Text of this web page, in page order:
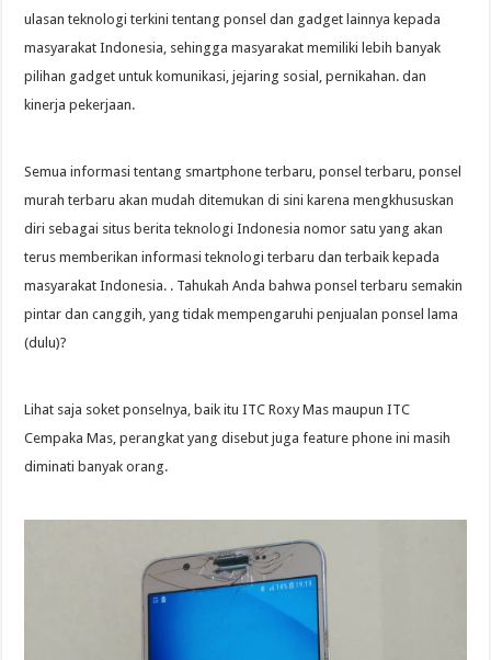
ulasan teknologi terkini tentang ponsel dan gadget lainnya kepada
masyarakat Indonesia, sehingga masyarakat memiliki lebih banyak
pilihan gadget untuk komunikasi, jejaring sosial, pernikahan. dan
kinerja pekerjaan.
Semua informasi tentang smartphone terbaru, ponsel terbaru, ponsel
murah terbaru akan mudah ditemukan di sini karena mengkhususkan
diri sebagai situs berita teknologi Indonesia nomor satu yang akan
terus memberikan informasi teknologi terbaru dan terbaik kepada
masyarakat Indonesia. . Tahukah Anda bahwa ponsel terbaru semakin
pintar dan canggih, yang tidak mempengaruhi penjualan ponsel lama
(dulu)?
Lihat saja soket ponselnya, baik itu ITC Roxy Mas maupun ITC
Cempaka Mas, perangkat yang disebut juga feature phone ini masih
diminati banyak orang.